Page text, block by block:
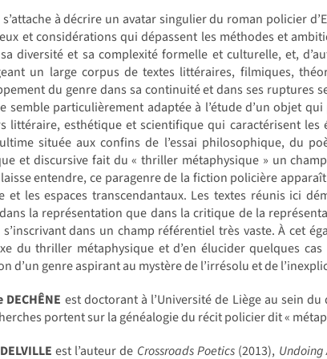
s’attache à décrire un avatar singulier du roman policier
et considérations qui dépassent les méthodes et
diversité et sa complexité formelle et culturelle, et,
un large corpus de textes littéraires, filmiques,
du genre dans sa continuité et dans ses ruptures
semble particulièrement adaptée à l’étude d’un objet
littéraire, esthétique et scientifique qui caractérisent les
située aux confins de l’essai philosophique, du
et discursive fait du « thriller métaphysique » un
entendre, ce paragenre de la fiction policière
et les espaces transcendantaux. Les textes réunis ici
la représentation que dans la critique de la
dans un champ référentiel très vaste. À cet
du thriller métaphysique et d’en élucider quelques
d’un genre aspirant au mystère de l’irrésolu et de
est doctorant à l’Université de Liège au sein
portent sur la généalogie du récit policier dit «
est l’auteur de Crossroads Poetics (2013), Undoing